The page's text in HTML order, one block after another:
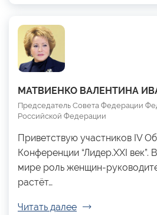
МАТВИЕНКО ВАЛЕНТИНА
Председатель Совета Федерации
Российской Федерации
Приветствую участников IV
Конференции “Лидер.XXI век”.
мире роль женщин-
растёт…
Читать далее